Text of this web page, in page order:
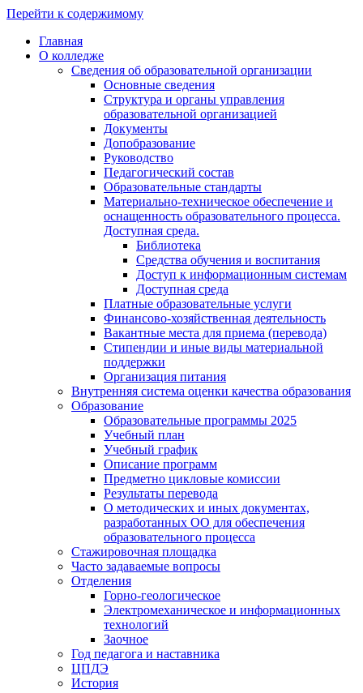
Перейти к содержимому
Главная
О колледже
Сведения об образовательной организации
Основные сведения
Структура и органы управления
образовательной организацией
Документы
Допобразование
Руководство
Педагогический состав
Образовательные стандарты
Материально-техническое обеспечение и
оснащенность образовательного процесса.
Доступная среда.
Библиотека
Средства обучения и воспитания
Доступ к информационным системам
Доступная среда
Платные образовательные услуги
Финансово-хозяйственная деятельность
Вакантные места для приема (перевода)
Стипендии и иные виды материальной
поддержки
Организация питания
Внутренняя система оценки качества образования
Образование
Образовательные программы 2025
Учебный план
Учебный график
Описание программ
Предметно цикловые комиссии
Результаты перевода
О методических и иных документах,
разработанных ОО для обеспечения
образовательного процесса
Стажировочная площадка
Часто задаваемые вопросы
Отделения
Горно-геологическое
Электромеханическое и информационных
технологий
Заочное
Год педагога и наставника
ЦПДЭ
История